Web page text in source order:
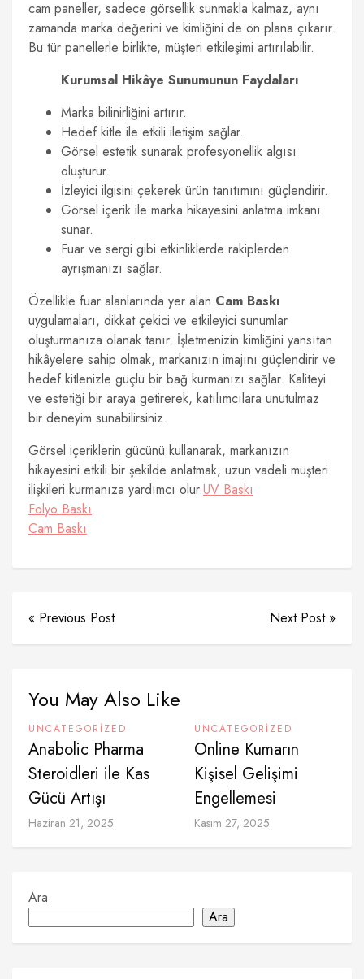
cam paneller, sadece görsellik sunmakla kalmaz, aynı
zamanda marka değerini ve kimliğini de ön plana çıkarır.
Bu tür panellerle birlikte, müşteri etkileşimi artırılabilir.
Kurumsal Hikâye Sunumunun Faydaları
Marka bilinirliğini artırır.
Hedef kitle ile etkili iletişim sağlar.
Görsel estetik sunarak profesyonellik algısı
oluşturur.
İzleyici ilgisini çekerek ürün tanıtımını güçlendirir.
Görsel içerik ile marka hikayesini anlatma imkanı
sunar.
Fuar ve sergi gibi etkinliklerde rakiplerden
ayrışmanızı sağlar.
Özellikle fuar alanlarında yer alan Cam Baskı
uygulamaları, dikkat çekici ve etkileyici sunumlar
oluşturmanıza olanak tanır. İşletmenizin kimliğini yansıtan
hikâyelere sahip olmak, markanızın imajını güçlendirir ve
hedef kitlenizle güçlü bir bağ kurmanızı sağlar. Kaliteyi
ve estetiği bir araya getirerek, katılımcılara unutulmaz
bir deneyim sunabilirsiniz.
Görsel içeriklerin gücünü kullanarak, markanızın
hikayesini etkili bir şekilde anlatmak, uzun vadeli müşteri
ilişkileri kurmanıza yardımcı olur.UV Baskı
Folyo Baskı
Cam Baskı
« Previous Post Next Post »
You May Also Like
UNCATEGORIZED
Anabolic Pharma
Steroidleri ile Kas
Gücü Artışı
Haziran 21, 2025
UNCATEGORIZED
Online Kumarın
Kişisel Gelişimi
Engellemesi
Kasım 27, 2025
Ara
Ara